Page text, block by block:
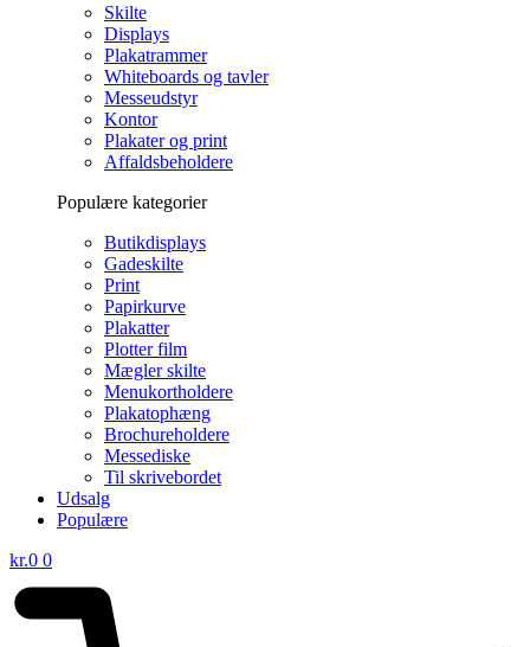
Skilte
Displays
Plakatrammer
Whiteboards og tavler
Messeudstyr
Kontor
Plakater og print
Affaldsbeholdere
Populære kategorier
Butikdisplays
Gadeskilte
Print
Papirkurve
Plakatter
Plotter film
Mægler skilte
Menukortholdere
Plakatophæng
Brochureholdere
Messediske
Til skrivebordet
Udsalg
Populære
kr.0 0